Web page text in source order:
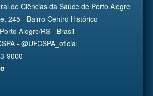
de Ciências da Saúde de Porto Alegre
245 - Bairro Centro Histórico
Alegre/RS - Brasil
- @UFCSPA_oficial
9000